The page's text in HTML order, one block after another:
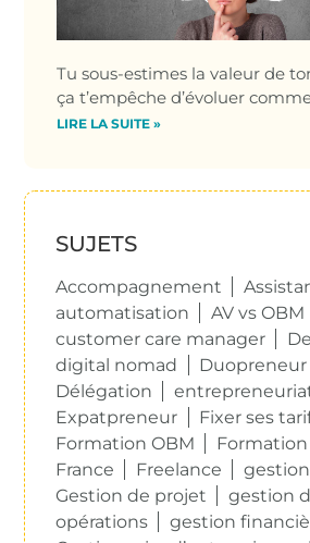
Tu sous-estimes la valeur de
ça t’empêche d’évoluer
LIRE LA SUITE »
SUJETS
Accompagnement
automatisation
AV vs OBM
customer care manager
digital nomad
Duopreneur
Délégation
Expatpreneur
Fixer ses
Formation OBM
Formation
France
Freelance
Gestion de projet
gestion
opérations
gestion